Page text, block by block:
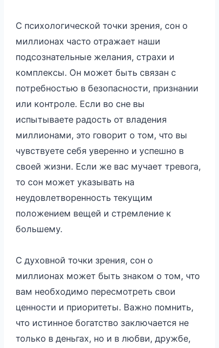
С психологической точки зрения, сон о
миллионах часто отражает наши
подсознательные желания, страхи и
комплексы. Он может быть связан с
потребностью в безопасности, признании
или контроле. Если во сне вы
испытываете радость от владения
миллионами, это говорит о том, что вы
чувствуете себя уверенно и успешно в
своей жизни. Если же вас мучает тревога,
то сон может указывать на
неудовлетворенность текущим
положением вещей и стремление к
большему.
С духовной точки зрения, сон о
миллионах может быть знаком о том, что
вам необходимо пересмотреть свои
ценности и приоритеты. Важно помнить,
что истинное богатство заключается не
только в деньгах, но и в любви, дружбе,